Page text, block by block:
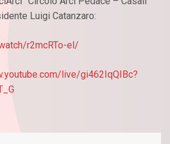
Luigi Catanzaro:
r2mcRTo-el/
live/gi462IqQIBc?